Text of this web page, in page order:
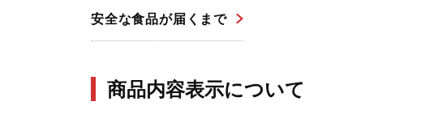
安全な食品が届くまで
商品内容表示について